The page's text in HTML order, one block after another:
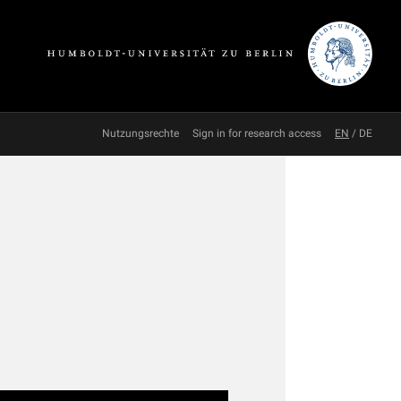
Nutzungsrechte Sign in for research access EN / DE